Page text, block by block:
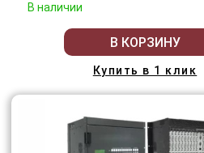
В наличии
В КОРЗИНУ
Купить в 1 клик